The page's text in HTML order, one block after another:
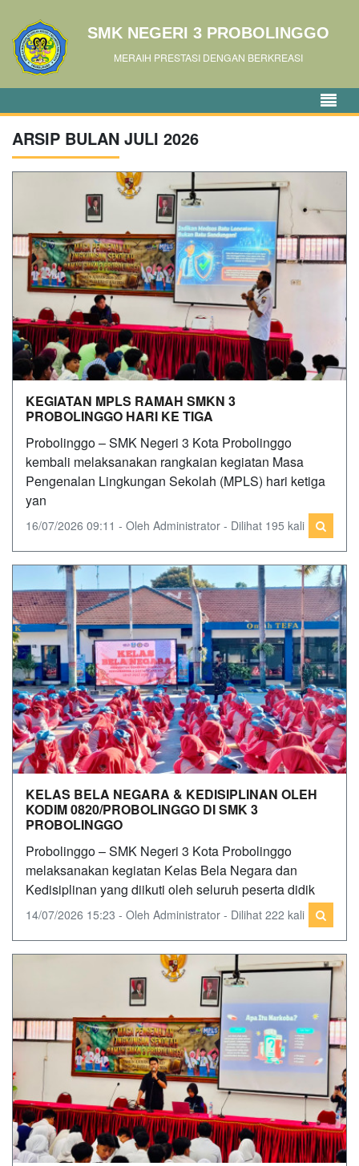
SMK NEGERI 3 PROBOLINGGO
MERAIH PRESTASI DENGAN BERKREASI
ARSIP BULAN JULI 2026
KEGIATAN MPLS RAMAH SMKN 3
PROBOLINGGO HARI KE TIGA
Probolinggo – SMK Negeri 3 Kota Probolinggo
kembali melaksanakan rangkaian kegiatan Masa
Pengenalan Lingkungan Sekolah (MPLS) hari ketiga
yan
16/07/2026 09:11 - Oleh Administrator - Dilihat 195 kali
KELAS BELA NEGARA & KEDISIPLINAN OLEH
KODIM 0820/PROBOLINGGO DI SMK 3
PROBOLINGGO
Probolinggo – SMK Negeri 3 Kota Probolinggo
melaksanakan kegiatan Kelas Bela Negara dan
Kedisiplinan yang diikuti oleh seluruh peserta didik
14/07/2026 15:23 - Oleh Administrator - Dilihat 222 kali